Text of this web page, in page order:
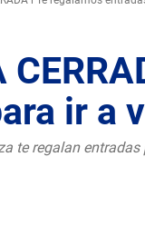
ir a
te regalan